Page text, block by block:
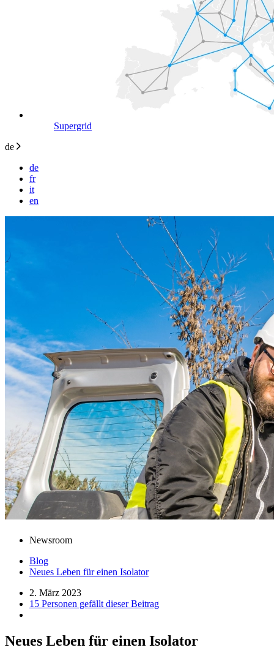
Supergrid
de
de
fr
it
en
Newsroom
Blog
Neues Leben für einen Isolator
2. März 2023
15 Personen gefällt dieser Beitrag
Neues Leben für einen Isolator